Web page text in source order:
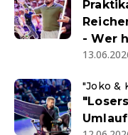
- Wer
"Joko &